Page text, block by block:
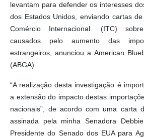
levantam para defender os interesses
dos Estados Unidos, enviando cartas
Comércio Internacional. (ITC)
causados ​​pelo aumento das
estrangeiros, anunciou a American
(ABGA).
“A realização desta investigação é
a extensão do impacto destas
nacionais”, de acordo com uma carta
assinada pela minha Senadora
Presidente do Senado dos EUA para